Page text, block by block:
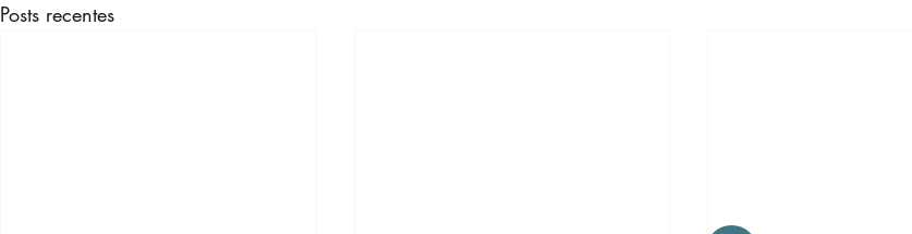
Posts recentes